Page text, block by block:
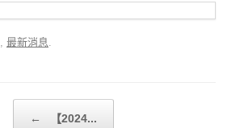
, 最新消息.
← 【2024...